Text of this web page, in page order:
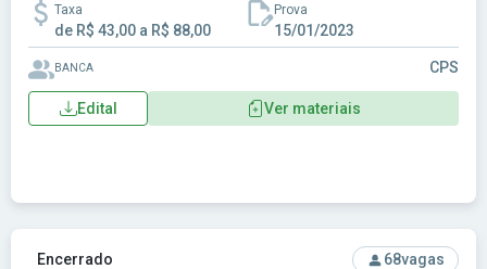
Taxa
de R$ 43,00 a R$ 88,00
Prova
15/01/2023
BANCA CPS
Edital Ver materiais
Ver concurso: CPSMQ-CE - Consórcio Público de Saúde
Encerrado 68vagas